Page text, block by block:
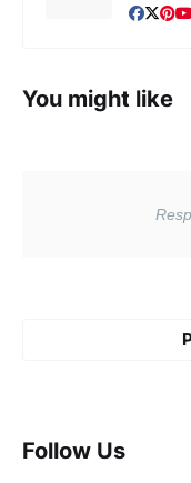
You might like
Follow Us